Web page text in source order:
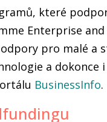
které
Enterprise
pro malé a
a dokonce
BusinessInfo.